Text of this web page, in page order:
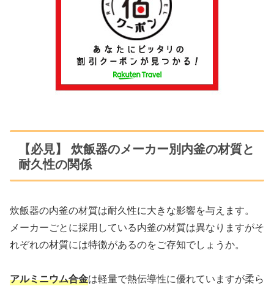
【必見】 炊飯器のメーカー別内釜の材質と
耐久性の関係
炊飯器の内釜の材質は耐久性に大きな影響を与えます。
メーカーごとに採用している内釜の材質は異なりますがそ
れぞれの材質には特徴があるのをご存知でしょうか。
アルミニウム合金は軽量で熱伝導性に優れていますが柔ら